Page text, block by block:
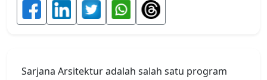
Sarjana Arsitektur adalah salah satu program